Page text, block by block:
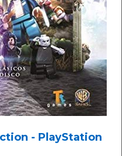
- PlayStation